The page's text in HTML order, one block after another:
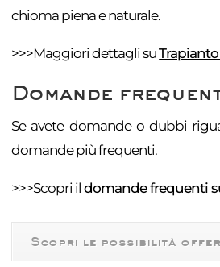
chioma piena e naturale.
>>>Maggiori dettagli su
Domande
Se avete domande o dubbi
domande più frequenti.
>>>Scopri ildomande frequenti
Scopri le possibilità